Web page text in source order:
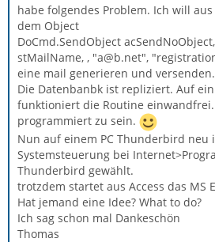
habe folgendes Problem. Ich will
dem Object
DoCmd.SendObject
stMailName, , "a@b.net",
eine mail generieren und versenden.
Die Datenbanbk ist repliziert. Auf
funktioniert die Routine
programmiert zu sein.
Nun auf einem PC Thunderbird
Systemsteuerung bei
Thunderbird gewählt.
trotzdem startet aus Access das MS
Hat jemand eine Idee? What to do?
Ich sag schon mal Dankeschön
Thomas